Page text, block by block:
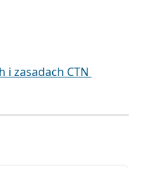
i zasadach CTN